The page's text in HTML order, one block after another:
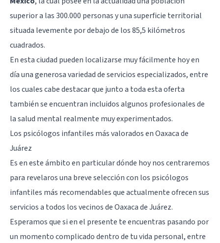
superior a las 300.000 personas y una superficie territorial
situada levemente por debajo de los 85,5 kilómetros
cuadrados.
En esta ciudad pueden localizarse muy fácilmente hoy en
día una generosa variedad de servicios especializados, entre
los cuales cabe destacar que junto a toda esta oferta
también se encuentran incluidos algunos profesionales de
la salud mental realmente muy experimentados.
Los psicólogos infantiles más valorados en Oaxaca de
Juárez
Es en este ámbito en particular dónde hoy nos centraremos
para revelaros una breve selección con los psicólogos
infantiles más recomendables que actualmente ofrecen sus
servicios a todos los vecinos deOaxaca de Juárez.
Esperamos que si en el presente te encuentras pasando por
un momento complicado dentro de tu vida personal, entre